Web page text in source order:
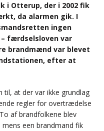
i Otterup, der i 2002 fik
da alarmen gik. I
ingen
færdselsloven var
brandmænd var blevet
efter at
at der var ikke grundlag
regler for overtrædelse
af brandfolkene blev
een brandmand fik